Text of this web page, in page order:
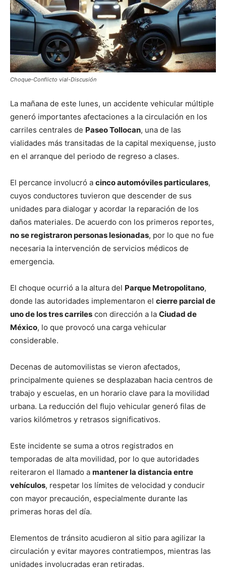
Choque-Conflicto vial-Discusión
La mañana de este lunes, un accidente vehicular múltiple
generó importantes afectaciones a la circulación en los
carriles centrales de Paseo Tollocan, una de las
vialidades más transitadas de la capital mexiquense, justo
en el arranque del periodo de regreso a clases.
El percance involucró a cinco automóviles particulares,
cuyos conductores tuvieron que descender de sus
unidades para dialogar y acordar la reparación de los
daños materiales. De acuerdo con los primeros reportes,
no se registraron personas lesionadas, por lo que no fue
necesaria la intervención de servicios médicos de
emergencia.
El choque ocurrió a la altura del Parque Metropolitano,
donde las autoridades implementaron el cierre parcial de
uno de los tres carriles con dirección a la Ciudad de
México, lo que provocó una carga vehicular
considerable.
Decenas de automovilistas se vieron afectados,
principalmente quienes se desplazaban hacia centros de
trabajo y escuelas, en un horario clave para la movilidad
urbana. La reducción del flujo vehicular generó filas de
varios kilómetros y retrasos significativos.
Este incidente se suma a otros registrados en
temporadas de alta movilidad, por lo que autoridades
reiteraron el llamado a mantener la distancia entre
vehículos, respetar los límites de velocidad y conducir
con mayor precaución, especialmente durante las
primeras horas del día.
Elementos de tránsito acudieron al sitio para agilizar la
circulación y evitar mayores contratiempos, mientras las
unidades involucradas eran retiradas.